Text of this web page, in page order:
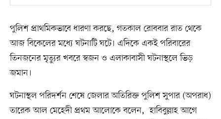
পুলিশ প্রাথমিকভাবে ধারণা করছে, গতকাল রোববার রাত থেকে
আজ বিকেলের মধ্যে ঘটনাটি ঘটে। এদিকে একই পরিবারের
তিনজনের মৃত্যুর খবরে স্বজন ও এলাকাবাসী ঘটনাস্থলে ভিড়
জমান।
ঘটনাস্থল পরিদর্শন শেষে জেলার অতিরিক্ত পুলিশ সুপার (অপরাধ)
তারেক আল মেহেদী প্রথম আলোকে বলেন, হাবিবুল্লাহ আগে